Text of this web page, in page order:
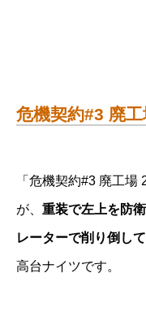
危機契約#3 廃
「危機契約#3 廃工
が、 重装で左上を防
レーターで削り倒し
高台ナイツです。